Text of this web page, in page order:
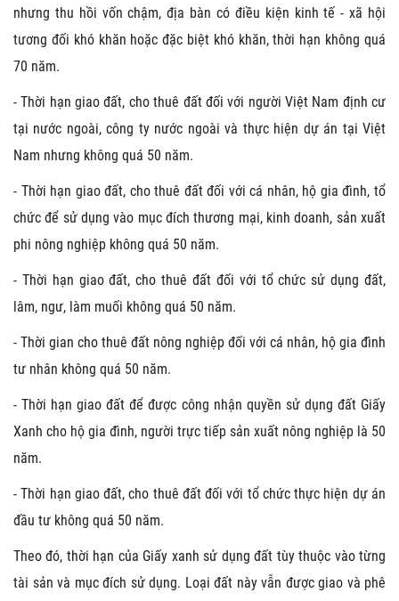
nhưng thu hồi vốn chậm, địa bàn có điều kiện kinh tế - xã hội
tương đối khó khăn hoặc đặc biệt khó khăn, thời hạn không quá
70 năm.
- Thời hạn giao đất, cho thuê đất đối với người Việt Nam định cư
tại nước ngoài, công ty nước ngoài và thực hiện dự án tại Việt
Nam nhưng không quá 50 năm.
- Thời hạn giao đất, cho thuê đất đối với cá nhân, hộ gia đình, tổ
chức để sử dụng vào mục đích thương mại, kinh doanh, sản xuất
phi nông nghiệp không quá 50 năm.
- Thời hạn giao đất, cho thuê đất đối với tổ chức sử dụng đất,
lâm, ngư, làm muối không quá 50 năm.
- Thời gian cho thuê đất nông nghiệp đối với cá nhân, hộ gia đình
tư nhân không quá 50 năm.
- Thời hạn giao đất để được công nhận quyền sử dụng đất Giấy
Xanh cho hộ gia đình, người trực tiếp sản xuất nông nghiệp là 50
năm.
- Thời hạn giao đất, cho thuê đất đối với tổ chức thực hiện dự án
đầu tư không quá 50 năm.
Theo đó, thời hạn của Giấy xanh sử dụng đất tùy thuộc vào từng
tài sản và mục đích sử dụng. Loại đất này vẫn được giao và phê